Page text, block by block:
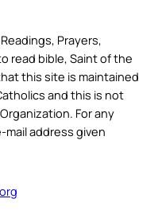
Prayers,
read bible, Saint of the
this site is maintained
and this is not
For any
address given